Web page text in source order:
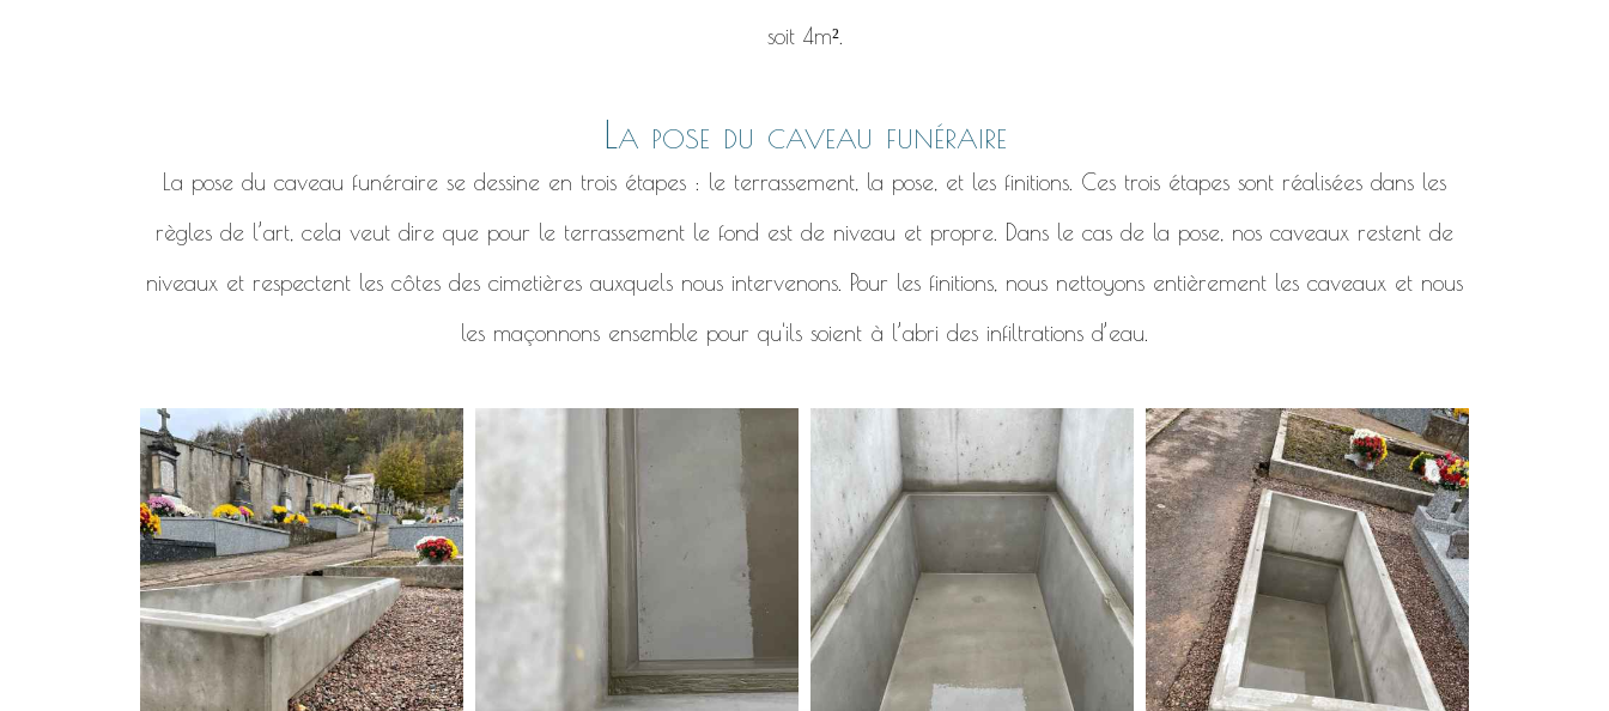
soit 4m².
La pose du caveau funéraire
La pose du caveau funéraire se dessine en trois étapes : le terrassement, la pose, et les finitions. Ces trois étapes sont réalisées dans les
règles de l’art, cela veut dire que pour le terrassement le fond est de niveau et propre. Dans le cas de la pose, nos caveaux restent de
niveaux et respectent les côtes des cimetières auxquels nous intervenons. Pour les finitions, nous nettoyons entièrement les caveaux et nous
les maçonnons ensemble pour qu'ils soient à l’abri des infiltrations d’eau.